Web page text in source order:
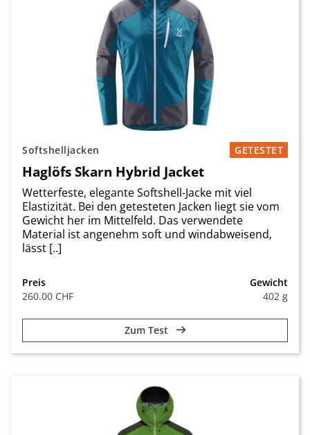
Softshelljacken GETESTET
Haglöfs Skarn Hybrid Jacket
Wetterfeste, elegante Softshell-Jacke mit viel
Elastizität. Bei den getesteten Jacken liegt sie vom
Gewicht her im Mittelfeld. Das verwendete
Material ist angenehm soft und windabweisend,
lässt [..]
Preis
260.00 CHF
Gewicht
402 g
Zum Test